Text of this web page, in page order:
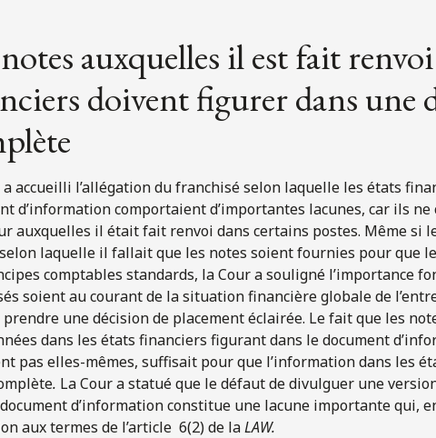
auxquelles il est fait
doivent figurer dans une
a accueilli l’allégation du franchisé selon laquelle les états
d’information comportaient d’importantes lacunes, car ils
auxquelles il était fait renvoi dans certains postes. Même si
laquelle il fallait que les notes soient fournies pour que
comptables standards, la Cour a souligné l’importance
soient au courant de la situation financière globale de
une décision de placement éclairée. Le fait que les
dans les états financiers figurant dans le document
pas elles-mêmes, suffisait pour que l’information dans les
. La Cour a statué que le défaut de divulguer une
d’information constitue une lacune importante qui,
aux termes de l’article 6(2) de laLAW.